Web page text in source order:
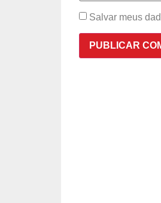
Salvar meus